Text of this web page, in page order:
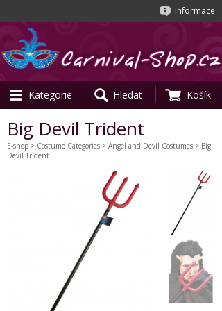
Informace
Kategorie Hledat Košík
Big Devil Trident
E-shop > Costume Categories > Angel and Devil Costumes > Big
Devil Trident